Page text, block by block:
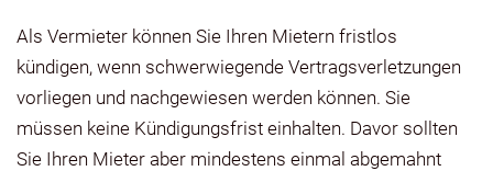
Als Vermieter können Sie Ihren Mietern fristlos
kündigen, wenn schwerwiegende Vertragsverletzungen
vorliegen und nachgewiesen werden können. Sie
müssen keine Kündigungsfrist einhalten. Davor sollten
Sie Ihren Mieter aber mindestens einmal abgemahnt